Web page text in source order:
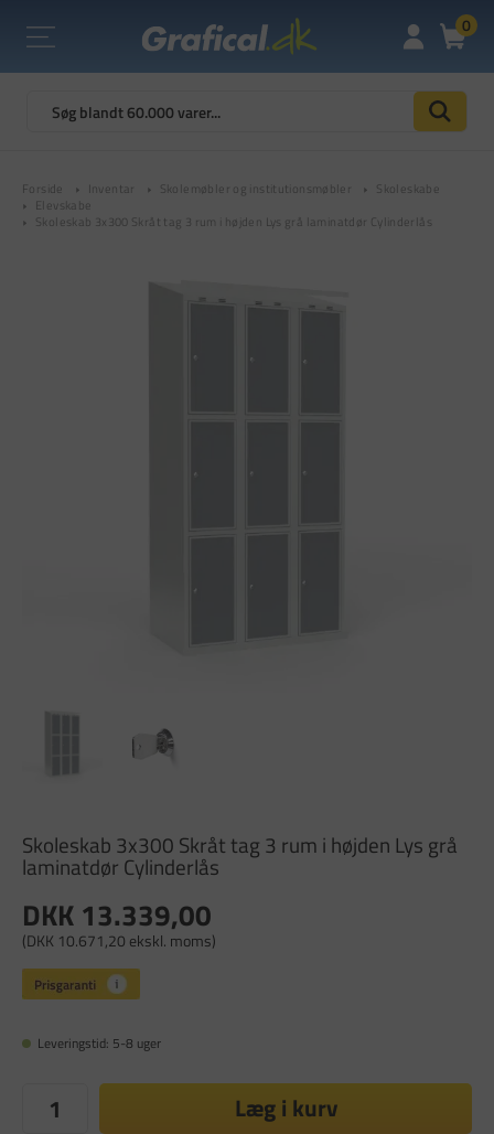
0
Forside Inventar Skolemøbler og institutionsmøbler
Skoleskabe
Elevskabe
Skoleskab 3x300 Skråt tag 3 rum i højden Lys grå laminatdør Cylinderlås
Skoleskab 3x300 Skråt tag 3 rum i højden Lys grå
laminatdør Cylinderlås
DKK 13.339,00
(DKK 10.671,20 ekskl. moms)
Leveringstid: 5-8 uger
Læg i kurv